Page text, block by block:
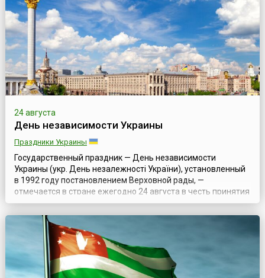
переворота.20 августа 1991 года Верховный Сове...
24 августа
День независимости Украины
Праздники Украины
Государственный праздник — День независимости
Украины (укр. День незалежності України), установленный
в 1992 году постановлением Верховной рады, —
отмечается в стране ежегодно 24 августа в честь принятия
Верховным советом УССР «Акта провозглашения
независимости Украины». Это событие и считают датой
образования украинского государства в современном
виде.Историю Украины принято отсчитывать с мом...